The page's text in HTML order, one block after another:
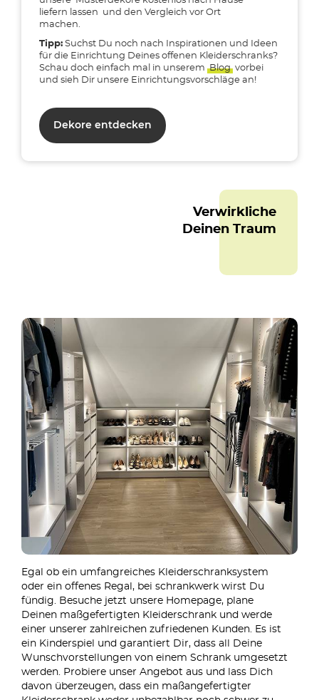
liefern lassen
und den Vergleich vor Ort
machen.
Tipp: Suchst Du noch nach Inspirationen und Ideen
für die Einrichtung Deines offenen Kleiderschranks?
Schau doch einfach mal in unserem Blog vorbei
und sieh Dir unsere Einrichtungsvorschläge an!
Dekore entdecken
Verwirkliche
Deinen Traum
Egal ob ein umfangreiches Kleiderschranksystem
oder ein offenes Regal, bei schrankwerk wirst Du
fündig. Besuche jetzt unsere Homepage, plane
Deinen maßgefertigten Kleiderschrank und werde
einer unserer zahlreichen zufriedenen Kunden. Es ist
ein Kinderspiel und garantiert Dir, dass all Deine
Wunschvorstellungen von einem Schrank umgesetzt
werden. Probiere unser Angebot aus und lass Dich
davon überzeugen, dass ein maßangefertigter